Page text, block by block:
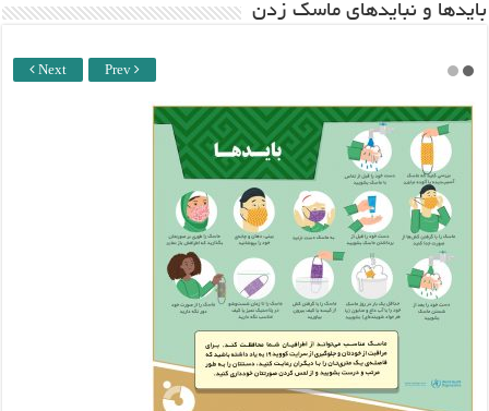
باید‌ها و نبایدهای ماسک زدن
Next Prev